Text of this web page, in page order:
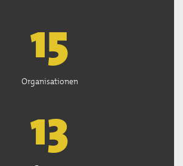
15
Organisationen
13